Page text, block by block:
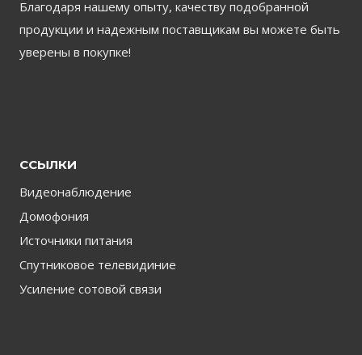
Благодаря нашему опыту, качеству подобранной
продукции и надежным поставщикам вы можете быть
уверены в покупке!
ССЫЛКИ
Видеонаблюдение
Домофония
Источники питания
Спутниковое телевидиние
Усиление сотовой связи